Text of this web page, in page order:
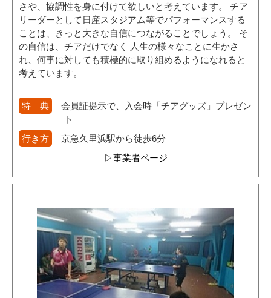
さや、協調性を身に付けて欲しいと考えています。 チア
リーダーとして日産スタジアム等でパフォーマンスする
ことは、きっと大きな自信につながることでしょう。 そ
の自信は、チアだけでなく 人生の様々なことに生かさ
れ、何事に対しても積極的に取り組めるようになれると
考えています。
特 典
会員証提示で、入会時「チアグッズ」プレゼン
ト
行き方
京急久里浜駅から徒歩6分
▷事業者ページ